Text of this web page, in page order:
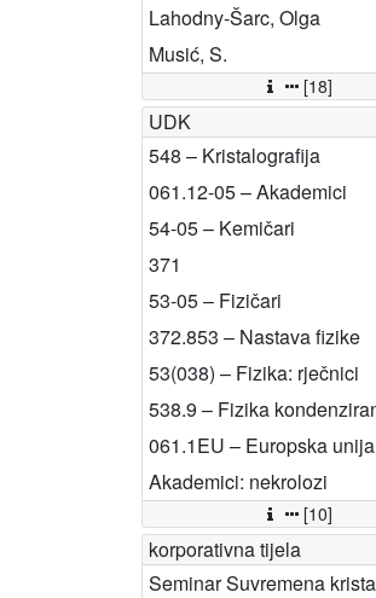
Lahodny-Šarc, Olga
Musić, S.
[18]
UDK
548 – Kristalografija
061.12-05 – Akademici
54-05 – Kemičari
371
53-05 – Fizičari
372.853 – Nastava fizike
53(038) – Fizika: rječnici
061.1EU – Europska unija
Akademici: nekrolozi
[10]
korporativna tijela